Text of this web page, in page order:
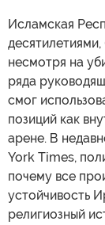
Исламская
несмотря на
ряда
смог
позиций как
арене. В
York Times,
почему все
устойчивость
религиозный